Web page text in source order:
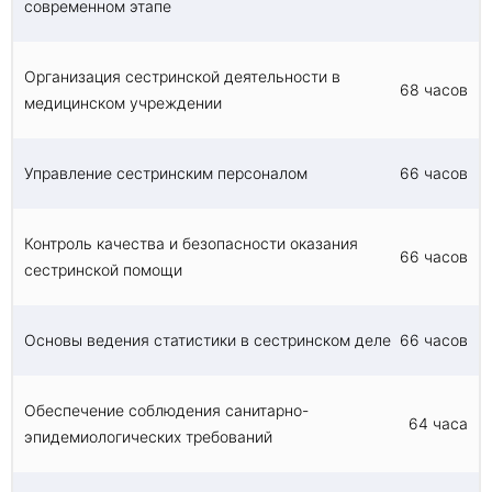
также внедрения инноваций и обеспечения
современном этапе
Организация сестринской деятельности в
медицинском учреждении
68 часов
Управление сестринским персоналом 66 часов
Контроль качества и безопасности оказания
сестринской помощи
66 часов
Основы ведения статистики в сестринском деле 66 часов
Обеспечение соблюдения санитарно-
эпидемиологических требований
64 часа